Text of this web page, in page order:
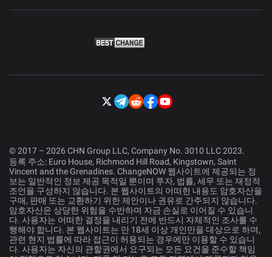
© 2017 – 2026 CHN Group LLC, Company No. 3010 LLC 2023.
등록 주소: Euro House, Richmond Hill Road, Kingstown, Saint
Vincent and the Grenadines. ChangeNOW 웹사이트에 제공되는 정
보는 일반적인 정보 제공 목적일 뿐이며 투자, 법률, 세무 또는 재정적
조언을 구성하지 않습니다. 본 웹사이트의 어떠한 내용도 암호자산을
구매, 판매 또는 교환하기 위한 제안이나 권유로 간주되지 않습니다.
암호자산은 상당한 위험을 수반하며 자금 손실로 이어질 수 있습니
다. 사용자는 어떠한 결정을 내리기 전에 반드시 자체적인 조사를 수
행해야 합니다. 본 웹사이트는 만 18세 이상 개인만을 대상으로 하며,
관련 현지 법률에 따라 접근이 허용되는 경우에만 이용할 수 있습니
다. 사용자는 자신의 관할권에서 요구되는 모든 요건을 준수할 책임